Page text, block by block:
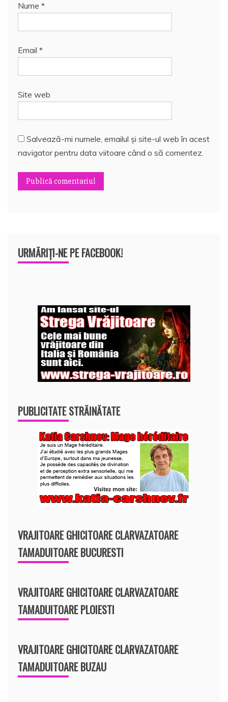
Nume *
Email *
Site web
Salvează-mi numele, emailul și site-ul web în acest
navigator pentru data viitoare când o să comentez.
URMĂRIȚI-NE PE FACEBOOK!
PUBLICITATE STRĂINĂTATE
VRAJITOARE GHICITOARE CLARVAZATOARE
TAMADUITOARE BUCURESTI
VRAJITOARE GHICITOARE CLARVAZATOARE
TAMADUITOARE PLOIESTI
VRAJITOARE GHICITOARE CLARVAZATOARE
TAMADUITOARE BUZAU